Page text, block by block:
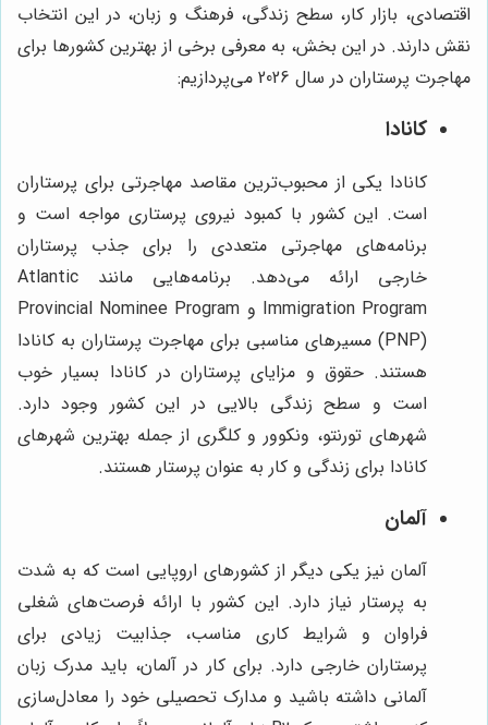
اقتصادی، بازار کار، سطح زندگی، فرهنگ و زبان، در این انتخاب
نقش دارند. در این بخش، به معرفی برخی از بهترین کشورها برای
مهاجرت پرستاران در سال 2026 می‌پردازیم:
کانادا
کانادا یکی از محبوب‌ترین مقاصد مهاجرتی برای پرستاران
است. این کشور با کمبود نیروی پرستاری مواجه است و
برنامه‌های مهاجرتی متعددی را برای جذب پرستاران
خارجی ارائه می‌دهد. برنامه‌هایی مانند Atlantic
Immigration Program و Provincial Nominee Program
(PNP) مسیرهای مناسبی برای مهاجرت پرستاران به کانادا
هستند. حقوق و مزایای پرستاران در کانادا بسیار خوب
است و سطح زندگی بالایی در این کشور وجود دارد.
شهرهای تورنتو، ونکوور و کلگری از جمله بهترین شهرهای
کانادا برای زندگی و کار به عنوان پرستار هستند.
آلمان
آلمان نیز یکی دیگر از کشورهای اروپایی است که به شدت
به پرستار نیاز دارد. این کشور با ارائه فرصت‌های شغلی
فراوان و شرایط کاری مناسب، جذابیت زیادی برای
پرستاران خارجی دارد. برای کار در آلمان، باید مدرک زبان
آلمانی داشته باشید و مدارک تحصیلی خود را معادل‌سازی